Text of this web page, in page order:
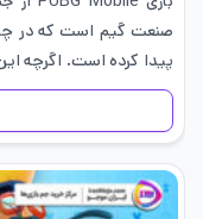
صنعت گیم است که در
پیدا کرده است. اگرچه
حتی…